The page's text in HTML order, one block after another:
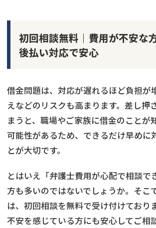
初回相談無料｜費用が不安な
後払い対応で安心
借金問題は、対応が遅れるほど負担が
えなどのリスクも高まります。差し押
まうと、職場やご家族に借金のことが
可能性があるため、できるだけ早めに
とが大切です。
とはいえ「弁護士費用が心配で相談で
方も多いのではないでしょうか。そこ
は、初回相談を無料で受け付けており
不安を感じている方にも安心してご相